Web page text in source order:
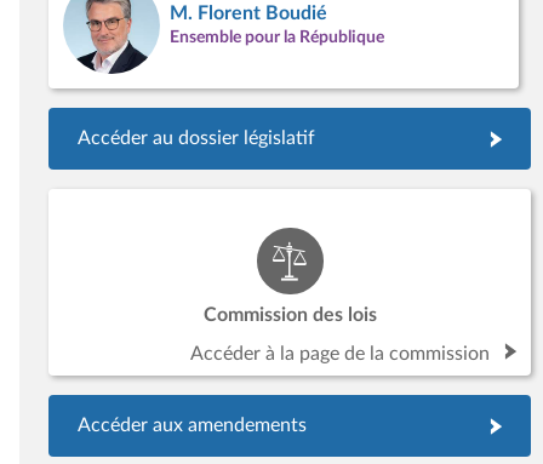
M. Florent Boudié
Ensemble pour la République
Accéder au dossier législatif
Commission des lois
Accéder à la page de la commission
Accéder aux amendements